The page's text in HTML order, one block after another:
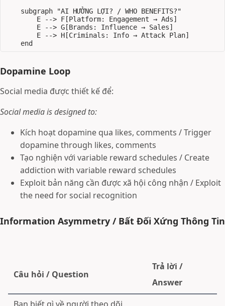
    subgraph "AI HƯỞNG LỢI? / WHO BENEFITS?"
        E --> F[Platform: Engagement → Ads]
        E --> G[Brands: Influence → Sales]
        E --> H[Criminals: Info → Attack Plan]
Dopamine Loop
Social media được thiết kế để:
Social media is designed to:
Kích hoạt dopamine qua likes, comments / Trigger
dopamine through likes, comments
Tạo nghiện với variable reward schedules / Create
addiction with variable reward schedules
Exploit bản năng cần được xã hội công nhận / Exploit
the need for social recognition
Information Asymmetry / Bất Đối Xứng Thông Tin
Câu hỏi / Question
Trả lời /
Answer